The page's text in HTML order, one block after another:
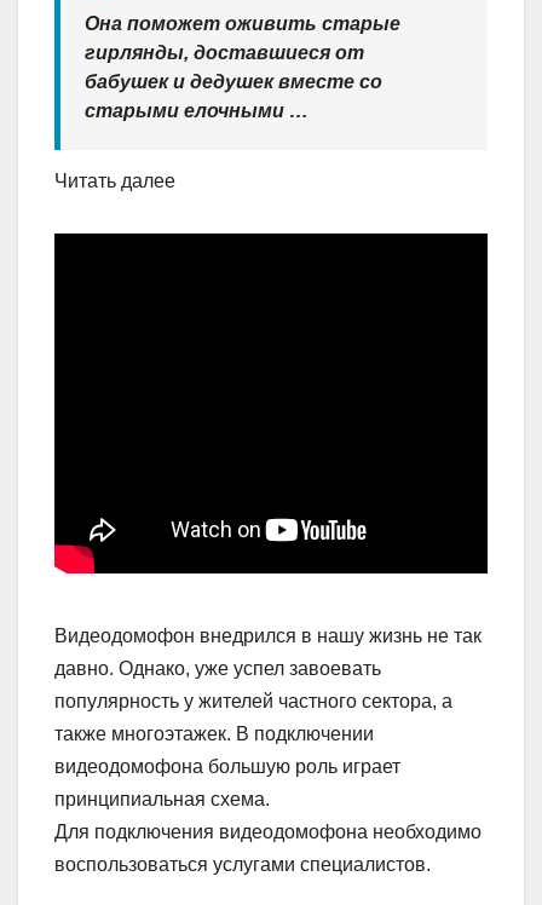
Она поможет оживить старые
гирлянды, доставшиеся от
бабушек и дедушек вместе со
старыми елочными …
Читать далее
Видеодомофон внедрился в нашу жизнь не так
давно. Однако, уже успел завоевать
популярность у жителей частного сектора, а
также многоэтажек. В подключении
видеодомофона большую роль играет
принципиальная схема.
Для подключения видеодомофона необходимо
воспользоваться услугами специалистов.